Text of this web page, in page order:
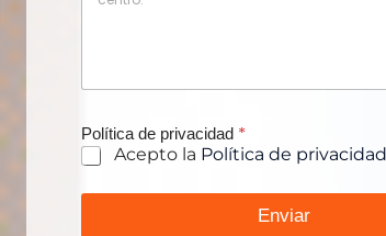
Política de privacidad *
Acepto la Política de privacidad
Enviar